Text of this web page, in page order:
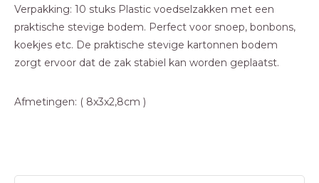
Verpakking: 10 stuks Plastic voedselzakken met een
praktische stevige bodem. Perfect voor snoep, bonbons,
koekjes etc. De praktische stevige kartonnen bodem
zorgt ervoor dat de zak stabiel kan worden geplaatst.
Afmetingen: ( 8x3x2,8cm )